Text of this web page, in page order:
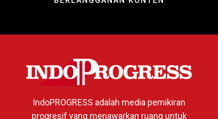
IndoPROGRESS adalah media pemikiran
progresif yang menawarkan ruang untuk